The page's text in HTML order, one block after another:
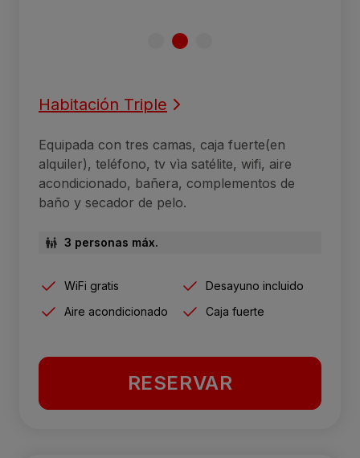
Habitación Triple
Equipada con tres camas, caja fuerte(en
alquiler), teléfono, tv vìa satélite, wifi, aire
acondicionado, bañera, complementos de
baño y secador de pelo.
3 personas máx.
WiFi gratis
Desayuno incluido
Aire acondicionado
Caja fuerte
RESERVAR